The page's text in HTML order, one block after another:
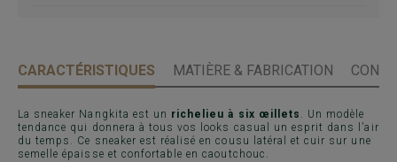
CARACTÉRISTIQUES MATIÈRE & FABRICATION
La sneaker Nangkita est un richelieu à six œillets . Un modèle
tendance qui donnera à tous vos looks casual un esprit dans l’air
du temps. Ce sneaker est réalisé en cousu latéral et cuir sur une
semelle épaisse et confortable en caoutchouc.